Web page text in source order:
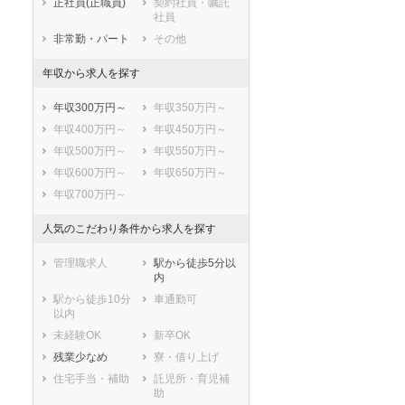
正社員(正職員)
契約社員・嘱託
社員
非常勤・パート
その他
年収から求人を探す
年収300万円～
年収350万円～
年収400万円～
年収450万円～
年収500万円～
年収550万円～
年収600万円～
年収650万円～
年収700万円～
人気のこだわり条件から求人を探す
管理職求人
駅から徒歩5分以
内
駅から徒歩10分
以内
車通勤可
未経験OK
新卒OK
残業少なめ
寮・借り上げ
住宅手当・補助
託児所・育児補
助